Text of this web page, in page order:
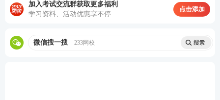
·强化训练：依据章节考点
分布，精编高品质试题，
加入考试交流群获取更多福利
学习资料、活动优惠享不停
点击添加
微信搜一搜 233网校